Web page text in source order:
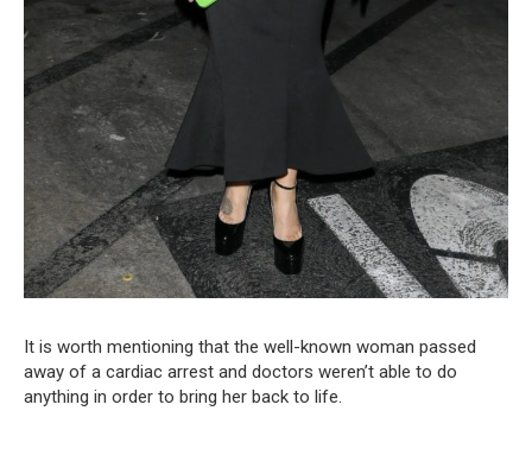
It is worth mentioning that the well-known woman passed
away of a cardiac arrest and doctors weren’t able to do
anything in order to bring her back to life.